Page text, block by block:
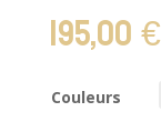
195,00€
Couleurs